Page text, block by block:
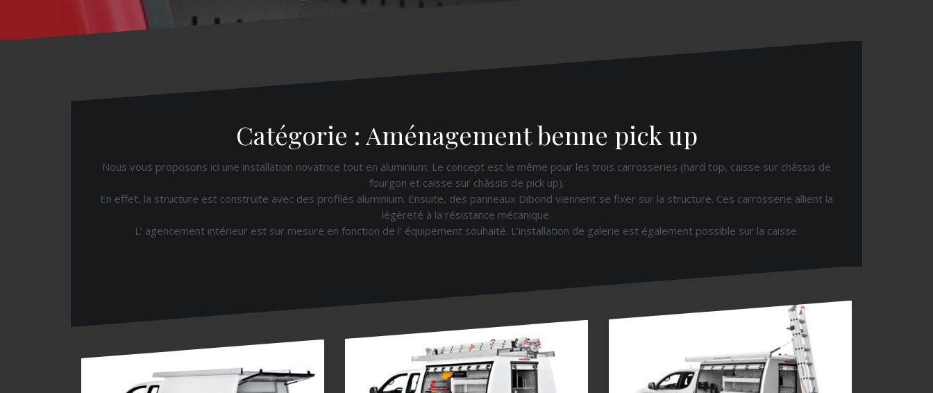
Catégorie : Aménagement benne pick up
Nous vous proposons ici une installation novatrice tout en aluminium. Le concept est le même pour les trois carrosseries (hard top, caisse sur châssis de
fourgon et caisse sur châssis de pick up).
En effet, la structure est construite avec des profilés aluminium. Ensuite, des panneaux Dibond viennent se fixer sur la structure. Ces carrosserie allient la
légèreté à la résistance mécanique.
L’ agencement intérieur est sur mesure en fonction de l’ équipement souhaité. L’installation de galerie est également possible sur la caisse.